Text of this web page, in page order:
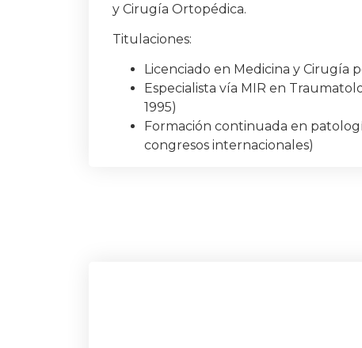
y Cirugía Ortopédica.
Titulaciones:
Licenciado en Medicina y Cirugía
Especialista vía MIR en
1995)
Formación continuada en
congresos internacionales)